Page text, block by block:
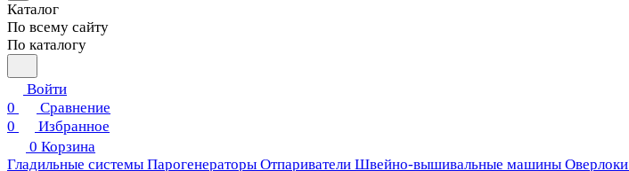
Каталог
По всему сайту
По каталогу
Войти
0
Сравнение
0
Избранное
0 Корзина
Гладильные системы Парогенераторы Отпариватели Швейно-вышивальные машины Оверлоки